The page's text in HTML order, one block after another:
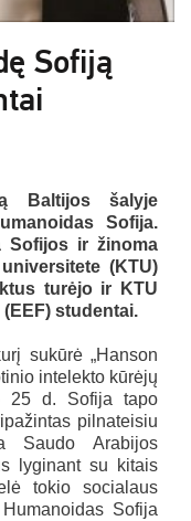
Sofiją
Baltijos šalyje
Sofija.
Sofijos ir žinoma
(KTU)
turėjo ir KTU
studentai.
sukūrė „Hanson
intelekto kūrėjų
25 d. Sofija tapo
pilnateisiu
Saudo Arabijos
lyginant su kitais
tokio socialaus
Sofija